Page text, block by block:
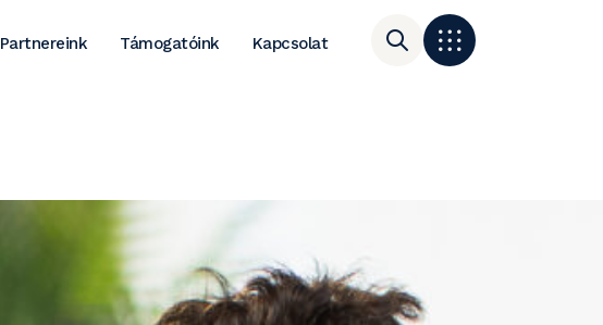
Partnereink Támogatóink Kapcsolat